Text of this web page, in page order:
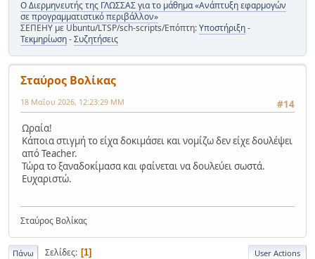
Ο Διερμηνευτής της ΓΛΩΣΣΑΣ για το μάθημα «Ανάπτυξη εφαρμογών
σε προγραμματιστικό περιβάλλον»
ΣΕΠΕΗΥ με Ubuntu/LTSP/sch-scripts/Επόπτη:Υποστήριξη-
Τεκμηρίωση-Συζητήσεις
Σταύρος Βολίκας
#14
18 Μαΐου 2026, 12:23:29 ΜΜ
Ωραία!
Κάποια στιγμή το είχα δοκιμάσει και νομίζω δεν είχε δουλέψει
από Teacher.
Τώρα το ξαναδοκίμασα και φαίνεται να δουλεύει σωστά.
Ευχαριστώ.
Σταύρος Βολίκας
Πάνω Σελίδες 1 User Actions